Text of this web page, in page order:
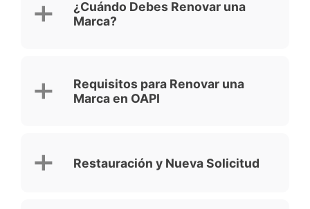
¿Cuándo Debes Renovar una
Marca?
Requisitos para Renovar una
Marca en OAPI
Restauración y Nueva Solicitud